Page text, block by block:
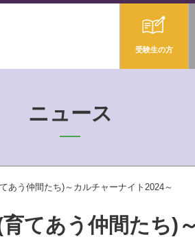
受験生の方
ニュース
あう仲間たち)～カルチャーナイト2024～
てあう仲間たち)